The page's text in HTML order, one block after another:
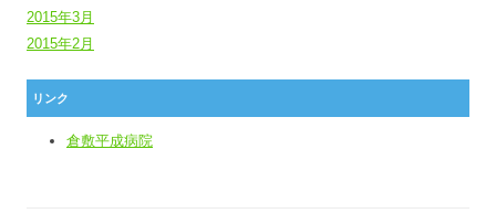
2015年3月
2015年2月
リンク
倉敷平成病院